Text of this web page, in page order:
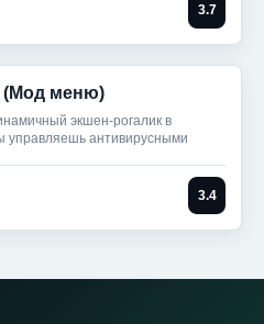
3.7
(Мод меню)
экшен-рогалик в
управляешь антивирусными
3.4